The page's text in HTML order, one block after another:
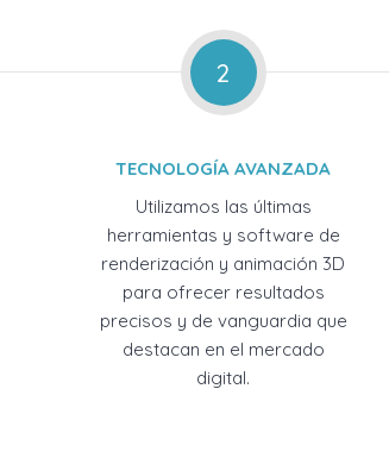
2
TECNOLOGÍA AVANZADA
Utilizamos las últimas
herramientas y software de
renderización y animación 3D
para ofrecer resultados
precisos y de vanguardia que
destacan en el mercado
digital.